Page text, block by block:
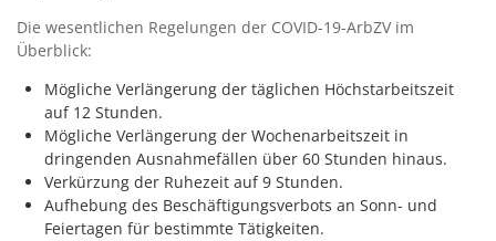
Die wesentlichen Regelungen der COVID-19-ArbZV im
Überblick:
Mögliche Verlängerung der täglichen Höchstarbeitszeit
auf 12 Stunden.
Mögliche Verlängerung der Wochenarbeitszeit in
dringenden Ausnahmefällen über 60 Stunden hinaus.
Verkürzung der Ruhezeit auf 9 Stunden.
Aufhebung des Beschäftigungsverbots an Sonn- und
Feiertagen für bestimmte Tätigkeiten.